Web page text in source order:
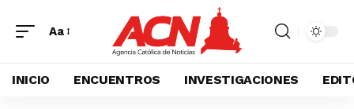
Aa
INICIO ENCUENTROS INVESTIGACIONES